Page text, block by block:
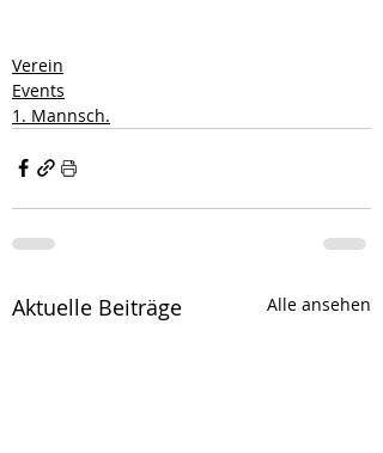
Verein
Events
1. Mannsch.
Aktuelle Beiträge Alle ansehen